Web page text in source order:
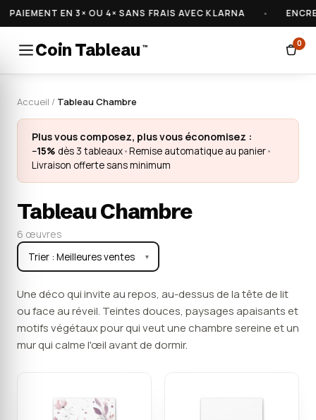
EN 3× OU 4× SANS FRAIS AVEC KLARNA
Coin Tableau ™ 0
Accueil / Tableau Chambre
Plus vous composez, plus vous économisez :
−15% dès 3 tableaux•Remise automatique au panier•
Livraison offerte sans minimum
Tableau Chambre
6 œuvres
▼
Une déco qui invite au repos, au-dessus de la tête de lit
ou face au réveil. Teintes douces, paysages apaisants et
motifs végétaux pour qui veut une chambre sereine et un
mur qui calme l'œil avant de dormir.